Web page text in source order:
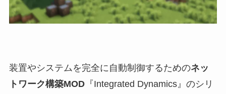
装置やシステムを完全に自動制御するためのネッ
トワーク構築MOD『Integrated Dynamics』のシリ